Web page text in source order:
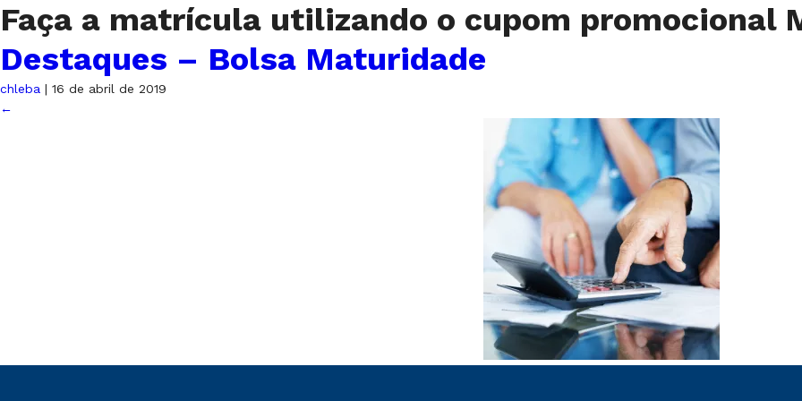
Faça a matrícula utilizando o cupom promocional
Destaques – Bolsa Maturidade
chleba | 16 de abril de 2019
←